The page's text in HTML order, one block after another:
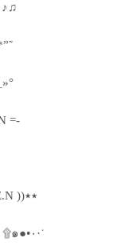
♪♫
=-
٭٭((N.E.V.E.N ))٭٭
·٠•●๑۩ N.E.V.E.N ۩๑●•٠·˙